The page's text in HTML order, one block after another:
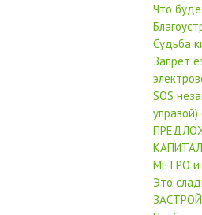
Что
Судьба
Запрет
SOS
управой)
МЕТРО
Это